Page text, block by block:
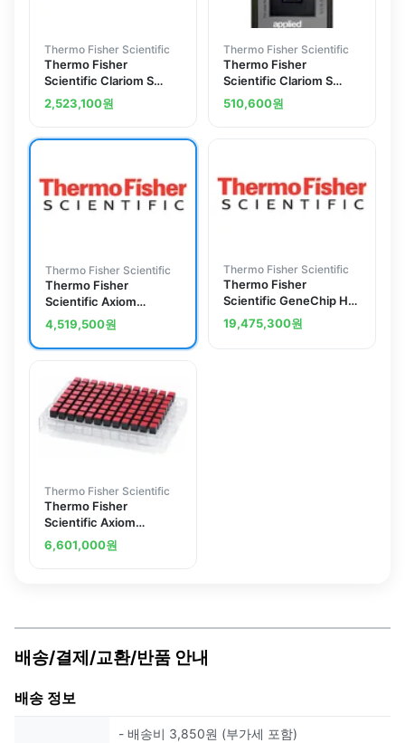
Thermo Fisher Scientific
Thermo Fisher
Scientific Clariom S
Array, human
2,523,100원
Thermo Fisher Scientific
Thermo Fisher
Scientific Clariom S
Array, human
510,600원
Thermo Fisher Scientific
Thermo Fisher
Scientific Axiom
Microbiome Reagent Kit
for four 24-array plates
4,519,500원
Thermo Fisher Scientific
Thermo Fisher
Scientific GeneChip HT
Pico Kit
19,475,300원
Thermo Fisher Scientific
Thermo Fisher
Scientific Axiom
Transplant Genotyping
Array
6,601,000원
배송/결제/교환/반품 안내
배송 정보
- 배송비 3,850원 (부가세 포함)